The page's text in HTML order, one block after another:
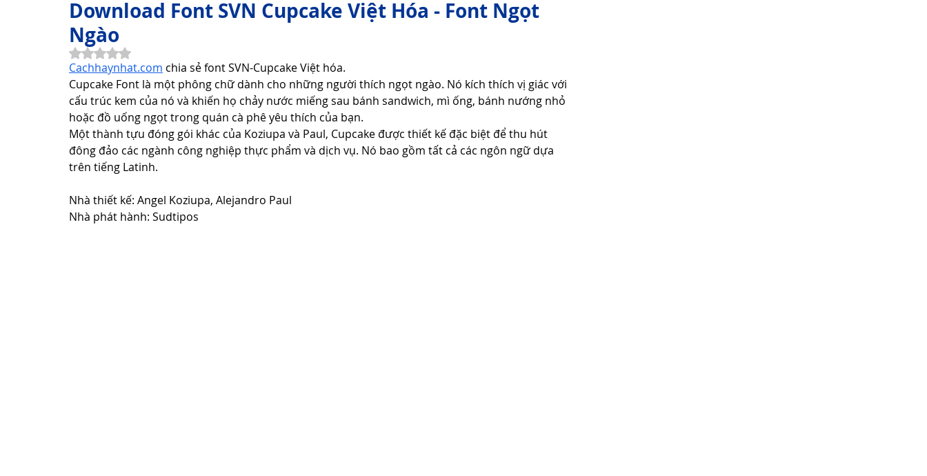
Thơ Hay Thơ Vui
Sức Khỏe Cách Làm Hay Khám Phá Cuộc Sống Công nghệ Thiết Bị Số
Công Nghệ Thông Tin Khám Phá Công Nghệ Phần Mềm - Ứng Dụng
Sản Phẩm Công Nghệ Hướng dẫn
Download Font SVN Cupcake Việt Hóa - Font Ngọt
Ngào
Đã xếp hạng NaN/5 sao.
Cachhaynhat.com chia sẻ font SVN-Cupcake Việt hóa.
Cupcake Font là một phông chữ dành cho những người thích ngọt ngào. Nó kích thích vị giác với
cấu trúc kem của nó và khiến họ chảy nước miếng sau bánh sandwich, mì ống, bánh nướng nhỏ
hoặc đồ uống ngọt trong quán cà phê yêu thích của bạn.
Một thành tựu đóng gói khác của Koziupa và Paul, Cupcake được thiết kế đặc biệt để thu hút
đông đảo các ngành công nghiệp thực phẩm và dịch vụ. Nó bao gồm tất cả các ngôn ngữ dựa
trên tiếng Latinh.
Nhà thiết kế: Angel Koziupa, Alejandro Paul
Nhà phát hành: Sudtipos